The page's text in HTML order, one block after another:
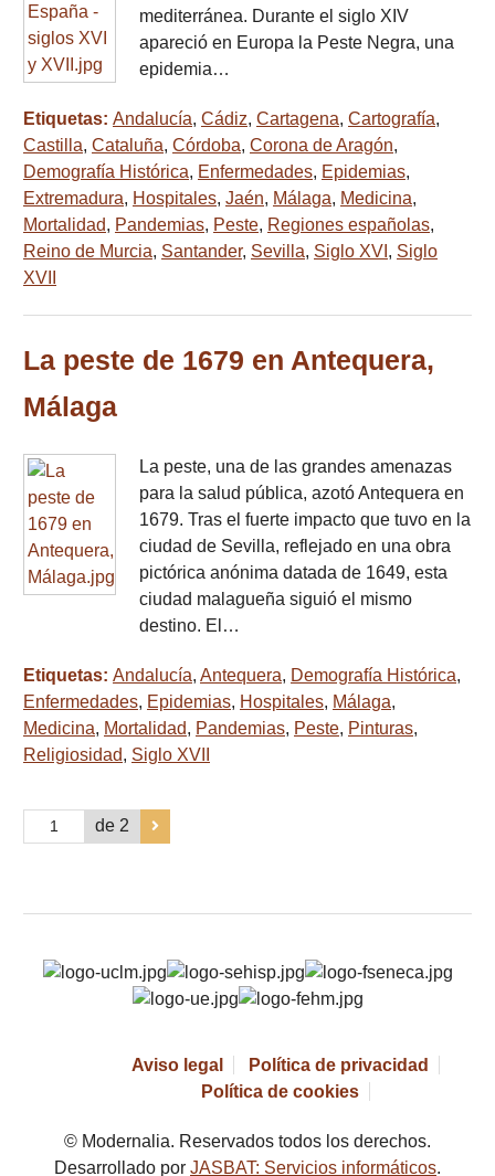
mediterránea. Durante el siglo XIV
apareció en Europa la Peste Negra, una
epidemia…
Etiquetas: Andalucía, Cádiz, Cartagena, Cartografía,
Castilla, Cataluña, Córdoba, Corona de Aragón,
Demografía Histórica, Enfermedades, Epidemias,
Extremadura, Hospitales, Jaén, Málaga, Medicina,
Mortalidad, Pandemias, Peste, Regiones españolas,
Reino de Murcia, Santander, Sevilla, Siglo XVI , Siglo
XVII
La peste de 1679 en Antequera,
Málaga
La peste, una de las grandes amenazas
para la salud pública, azotó Antequera en
1679. Tras el fuerte impacto que tuvo en la
ciudad de Sevilla, reflejado en una obra
pictórica anónima datada de 1649, esta
ciudad malagueña siguió el mismo
destino. El…
Etiquetas: Andalucía, Antequera, Demografía Histórica,
Enfermedades, Epidemias, Hospitales, Málaga,
Medicina, Mortalidad, Pandemias, Peste, Pinturas,
Religiosidad, Siglo XVII
de 2
Aviso legal
Política de privacidad
Política de cookies
© Modernalia. Reservados todos los derechos.
Desarrollado por JASBAT: Servicios informáticos.